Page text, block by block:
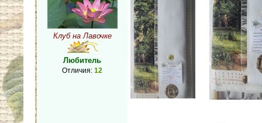
Клуб на Лавочке
Любитель
Отличия: 12